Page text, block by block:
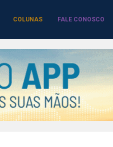
COLUNAS FALE CONOSCO